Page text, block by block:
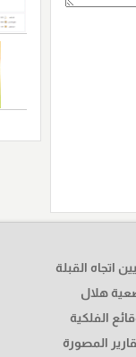
اتجاه القبلة
هلال
الفلكية
المصورة